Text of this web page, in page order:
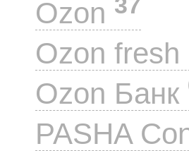
Ozon
Ozon fresh
Ozon Банк
PASHA